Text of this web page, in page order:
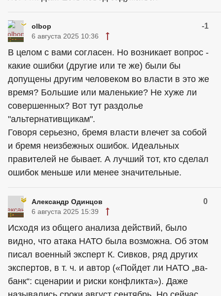
olbop -1
6 августа 2025 10:36
В целом с вами согласен. Но возникает вопрос -
какие ошибки (другие или те же) были бы
допущены другим человеком во власти в это же
время? Большие или маленькие? Не хуже ли
совершенных? Вот тут раздолье
"альтернативщикам".
Говоря серьезно, бремя власти влечет за собой
и бремя неизбежных ошибок. Идеальных
правителей не бывает. А лучший тот, кто сделал
ошибок меньше или менее значительные.
Александр Одинцов 0
6 августа 2025 15:39
Исходя из общего анализа действий, было
видно, что атака НАТО была возможна. Об этом
писал военный эксперт К. Сивков, ряд других
экспертов, в т. ч. и автор («Пойдет ли НАТО „ва-
банк“: сценарии и риски конфликта»). Даже